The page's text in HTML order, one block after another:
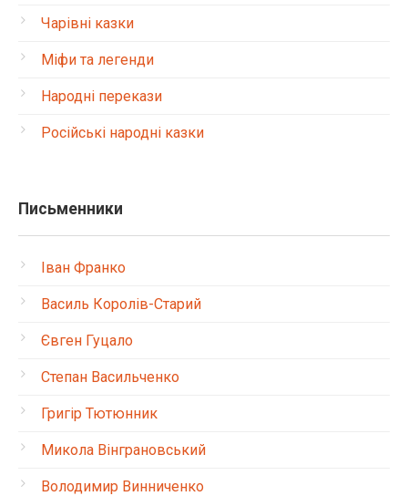
Чарівні казки
Міфи та легенди
Народні перекази
Російські народні казки
Письменники
Іван Франко
Василь Королів-Старий
Євген Гуцало
Степан Васильченко
Григір Тютюнник
Микола Вінграновський
Володимир Винниченко